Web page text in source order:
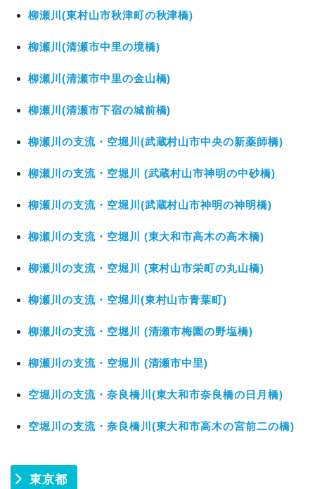
柳瀬川(東村山市秋津町の秋津橋)
柳瀬川(清瀬市中里の境橋)
柳瀬川(清瀬市中里の金山橋)
柳瀬川(清瀬市下宿の城前橋)
柳瀬川の支流・空堀川(武蔵村山市中央の新薬師橋)
柳瀬川の支流・空堀川 (武蔵村山市神明の中砂橋)
柳瀬川の支流・空堀川(武蔵村山市神明の神明橋)
柳瀬川の支流・空堀川 (東大和市高木の高木橋)
柳瀬川の支流・空堀川 (東村山市栄町の丸山橋)
柳瀬川の支流・空堀川(東村山市青葉町)
柳瀬川の支流・空堀川 (清瀬市梅園の野塩橋)
柳瀬川の支流・空堀川 (清瀬市中里)
空堀川の支流・奈良橋川(東大和市奈良橋の日月橋)
空堀川の支流・奈良橋川(東大和市高木の宮前二の橋)
東京都